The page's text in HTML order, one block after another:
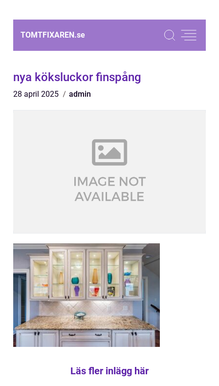
TOMTFIXAREN.se
nya köksluckor finspång
28 april 2025 admin
Läs fler inlägg här